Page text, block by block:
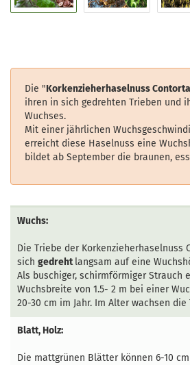
Die "Korkenzieherhaselnuss Contorta
ihren in sich gedrehten Trieben und
Wuchses.
Mit einer jährlichen
erreicht diese Haselnuss eine
bildet ab September die braunen,
Wuchs:
Die Triebe der Korkenzieherhaselnuss
sich gedrehtlangsam auf eine
Als buschiger, schirmförmiger Strauch
Wuchsbreite von 1.5- 2 m bei einer
20-30 cm im Jahr. Im Alter wachsen die
Blatt, Holz:
Die mattgrünen Blätter können 6-10